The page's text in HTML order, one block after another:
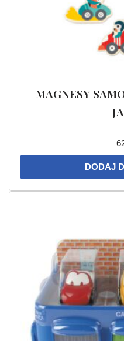
MAGNESY
DODAJ